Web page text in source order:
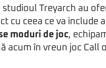
studioul Treyarch au
cu ceea ce va include
moduri de joc,
acum în vreun joc Call